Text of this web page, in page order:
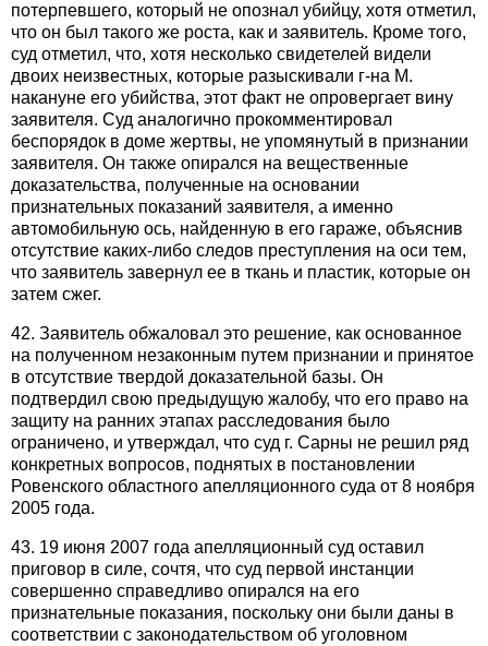
потерпевшего, который не опознал убийцу, хотя отметил,
что он был такого же роста, как и заявитель. Кроме того,
суд отметил, что, хотя несколько свидетелей видели
двоих неизвестных, которые разыскивали г-на М.
накануне его убийства, этот факт не опровергает вину
заявителя. Суд аналогично прокомментировал
беспорядок в доме жертвы, не упомянутый в признании
заявителя. Он также опирался на вещественные
доказательства, полученные на основании
признательных показаний заявителя, а именно
автомобильную ось, найденную в его гараже, объяснив
отсутствие каких-либо следов преступления на оси тем,
что заявитель завернул ее в ткань и пластик, которые он
затем сжег.
42. Заявитель обжаловал это решение, как основанное
на полученном незаконным путем признании и принятое
в отсутствие твердой доказательной базы. Он
подтвердил свою предыдущую жалобу, что его право на
защиту на ранних этапах расследования было
ограничено, и утверждал, что суд г. Сарны не решил ряд
конкретных вопросов, поднятых в постановлении
Ровенского областного апелляционного суда от 8 ноября
2005 года.
43. 19 июня 2007 года апелляционный суд оставил
приговор в силе, сочтя, что суд первой инстанции
совершенно справедливо опирался на его
признательные показания, поскольку они были даны в
соответствии с законодательством об уголовном